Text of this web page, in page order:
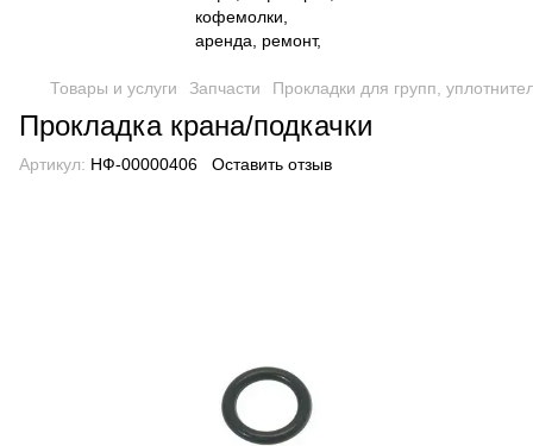
Товары и услуги Запчасти Прокладки для групп,
Прокладка крана/подкачки
Артикул: НФ-00000406 Оставить отзыв